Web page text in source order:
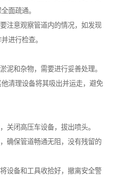
面疏通。
注意观察管道内的情况，如发现
进行检查。
泥和杂物，需要进行妥善处理。
清理设备将其吸出并运走，避免
关闭高压车设备，拔出喷头。
确保管道畅通无阻，没有残留的
设备和工具收拾好，撤离安全警